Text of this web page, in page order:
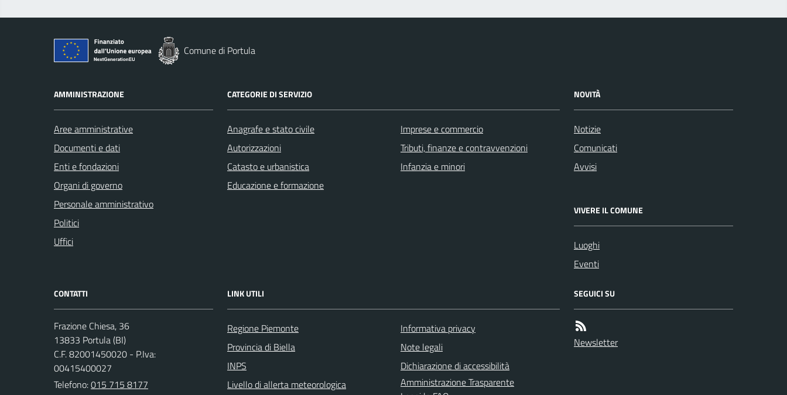
Comune di Portula
AMMINISTRAZIONE
Aree amministrative
Documenti e dati
Enti e fondazioni
Organi di governo
Personale amministrativo
Politici
Uffici
CATEGORIE DI SERVIZIO
Anagrafe e stato civile
Autorizzazioni
Catasto e urbanistica
Educazione e formazione
Imprese e commercio
Tributi, finanze e contravvenzioni
Infanzia e minori
NOVITÀ
Notizie
Comunicati
Avvisi
VIVERE IL COMUNE
Luoghi
Eventi
CONTATTI
Frazione Chiesa, 36
13833 Portula (BI)
C.F. 82001450020 - P.Iva:
00415400027
Telefono:015 715 8177
LINK UTILI
Regione Piemonte
Provincia di Biella
INPS
Livello di allerta meteorologica
Informativa privacy
Note legali
Dichiarazione di accessibilità
Amministrazione Trasparente
SEGUICI SU
Newsletter